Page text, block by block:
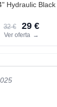
Hydraulic Black
32 € 29 €
Ver oferta →